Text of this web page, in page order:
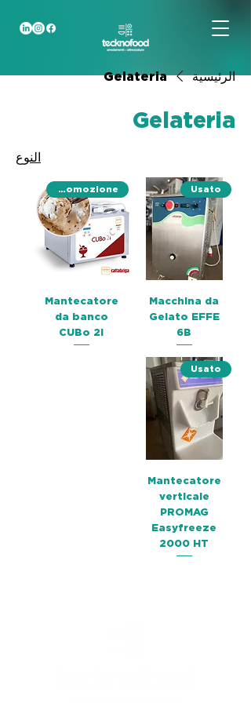
الرئيسية Gelateria
Gelateria
النوع
Usato
Macchina da
Gelato EFFE
6B
Promozione
Mantecatore
da banco
CUBo 2i
Usato
Mantecatore
verticale
PROMAG
Easyfreeze
2000 HT